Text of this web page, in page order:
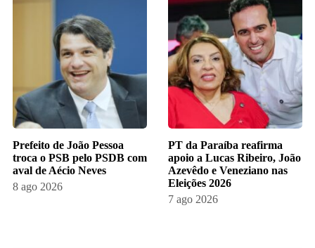
Prefeito de João Pessoa
troca o PSB pelo PSDB com
aval de Aécio Neves
8 ago 2026
PT da Paraíba reafirma
apoio a Lucas Ribeiro, João
Azevêdo e Veneziano nas
Eleições 2026
7 ago 2026